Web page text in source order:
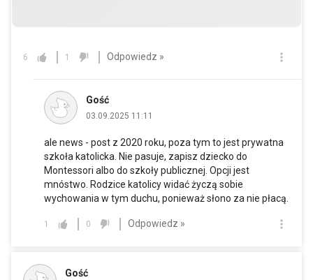
6 1 Odpowiedz »
Gość
03.09.2025 11:11
ale news - post z 2020 roku, poza tym to jest prywatna
szkoła katolicka. Nie pasuje, zapisz dziecko do
Montessori albo do szkoły publicznej. Opcji jest
mnóstwo. Rodzice katolicy widać życzą sobie
wychowania w tym duchu, ponieważ słono za nie płacą.
1 0 Odpowiedz »
Gość